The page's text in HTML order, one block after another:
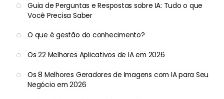
Guia de Perguntas e Respostas sobre IA: Tudo o que
Você Precisa Saber
O que é gestão do conhecimento?
Os 22 Melhores Aplicativos de IA em 2026
Os 8 Melhores Geradores de Imagens com IA para Seu
Negócio em 2026